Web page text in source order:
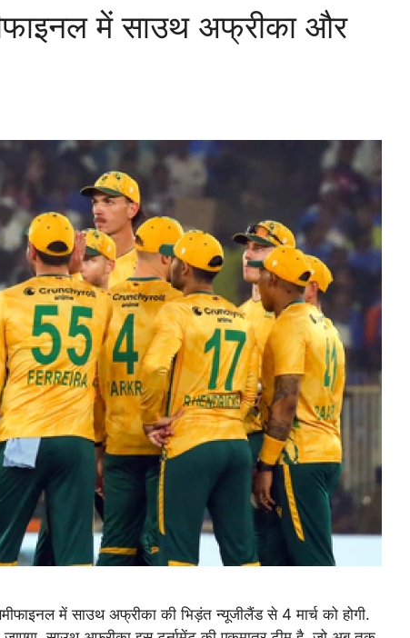
में साउथ अफ्रीका और
में साउथ अफ्रीका की भिड़ंत न्यूजीलैंड से 4 मार्च को होगी.